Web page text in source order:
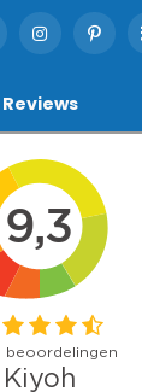
Reviews